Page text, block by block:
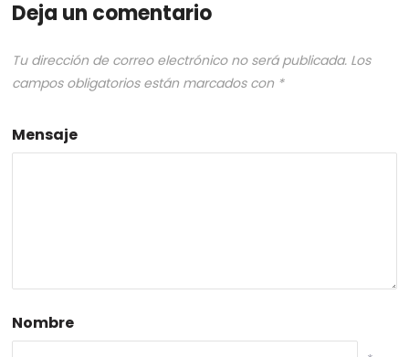
Deja un comentario
Tu dirección de correo electrónico no será publicada. Los
campos obligatorios están marcados con *
Mensaje
Nombre